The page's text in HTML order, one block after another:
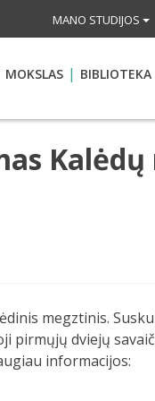
MANO STUDIJOS
MOKSLAS BIBLIOTEKA
megztinis.
pirmųjų dviejų
informacijos: